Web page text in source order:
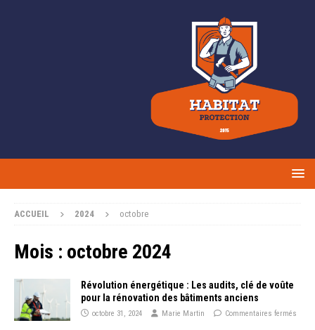
ACCUEIL 2024 octobre
Mois : octobre 2024
Révolution énergétique : Les audits, clé de voûte
pour la rénovation des bâtiments anciens
octobre 31, 2024 Marie Martin Commentaires fermés